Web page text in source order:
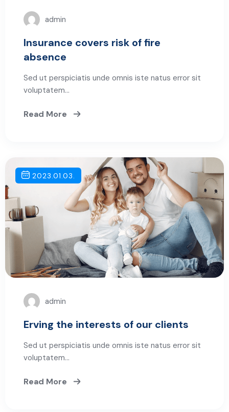
admin
Insurance covers risk of fire
absence
Sed ut perspiciatis unde omnis iste natus error sit
voluptatem…
Read More
2023.01.03.
admin
Erving the interests of our clients
Sed ut perspiciatis unde omnis iste natus error sit
voluptatem…
Read More